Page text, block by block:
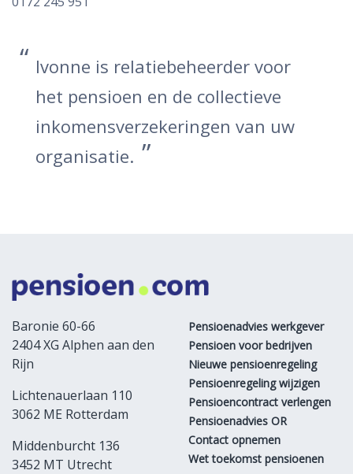
Ivonne is relatiebeheerder voor
het pensioen en de collectieve
inkomensverzekeringen van uw
organisatie.
Baronie 60-66
2404 XG Alphen aan den
Rijn
Lichtenauerlaan 110
3062 ME Rotterdam
Middenburcht 136
3452 MT Utrecht
Pensioenadvies werkgever
Pensioen voor bedrijven
Nieuwe pensioenregeling
Pensioenregeling wijzigen
Pensioencontract verlengen
Pensioenadvies OR
Contact opnemen
Wet toekomst pensioenen